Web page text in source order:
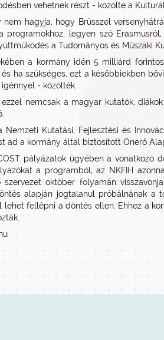
vehetnek részt - közölte a
nem hagyja, hogy Brüsszel
programokhoz, legyen szó
a Tudományos és Műszaki
a kormány idén 5 milliárd
ha szükséges, ezt a későbbiekben
- közölték.
nemcsak a magyar kutatók,
Nemzeti Kutatási, Fejlesztési és
ad a kormány által biztosított Önerő
pályázatok ügyében a vonatkozó
a programból, az NKFIH
szervezet október folyamán
alapján jogtalanul próbálnának a
lehet fellépni a döntés ellen. Ehhez a